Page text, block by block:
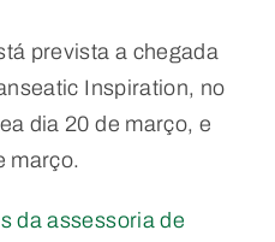
prevista a chegada
Inspiration, no
dia 20 de março, e
março.
da assessoria de